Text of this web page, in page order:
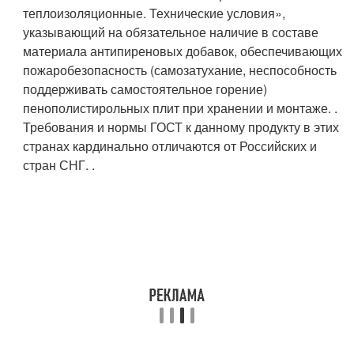
теплоизоляционные. Технические условия»,
указывающий на обязательное наличие в составе
материала антипиреновых добавок, обеспечивающих
пожаробезопасность (самозатухание, неспособность
поддерживать самостоятельное горение)
пенополистирольных плит при хранении и монтаже. .
Требования и нормы ГОСТ к данному продукту в этих
странах кардинально отличаются от Российских и
стран СНГ. .